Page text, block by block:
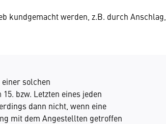
kundgemacht werden, z.B. durch Anschlag,
solchen
bzw. Letzten eines jeden
dann nicht, wenn eine
mit dem Angestellten getroffen